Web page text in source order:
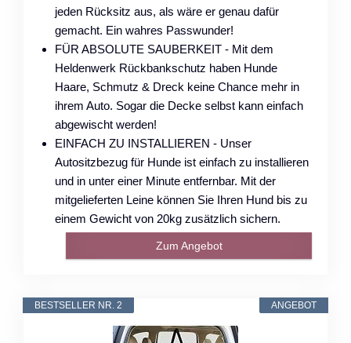
jeden Rücksitz aus, als wäre er genau dafür
gemacht. Ein wahres Passwunder!
FÜR ABSOLUTE SAUBERKEIT - Mit dem
Heldenwerk Rückbankschutz haben Hunde
Haare, Schmutz & Dreck keine Chance mehr in
ihrem Auto. Sogar die Decke selbst kann einfach
abgewischt werden!
EINFACH ZU INSTALLIEREN - Unser
Autositzbezug für Hunde ist einfach zu installieren
und in unter einer Minute entfernbar. Mit der
mitgelieferten Leine können Sie Ihren Hund bis zu
einem Gewicht von 20kg zusätzlich sichern.
Zum Angebot
ANGEBOT
BESTSELLER NR. 2